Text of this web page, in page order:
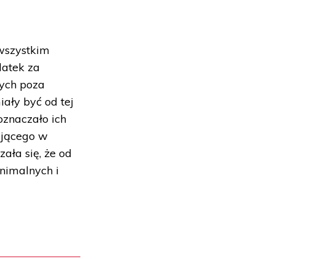
za
poza
być od tej
ich
w
się, że od
i